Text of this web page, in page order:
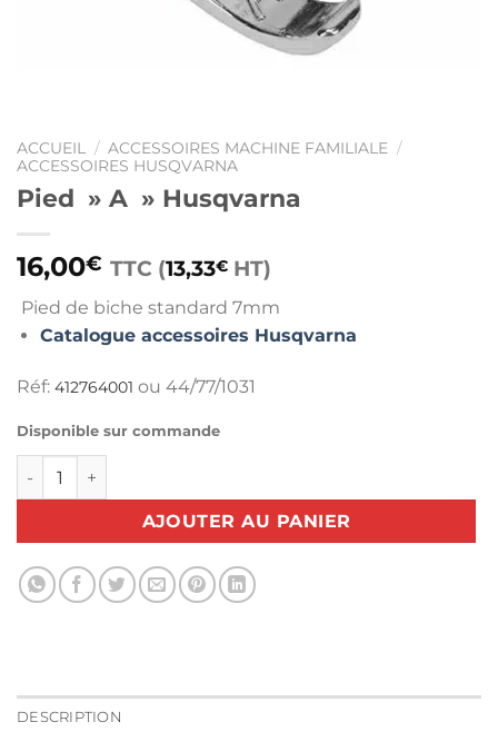
ACCUEIL / ACCESSOIRES MACHINE FAMILIALE /
ACCESSOIRES HUSQVARNA
Pied » A » Husqvarna
16,00€ TTC (13,33€ HT)
de biche standard 7mm
Catalogue accessoires Husqvarna
Réf: 412764001 ou 44/77/1031
Disponible sur commande
quantité de Pied " A " Husqvarna
AJOUTER AU PANIER
DESCRIPTION